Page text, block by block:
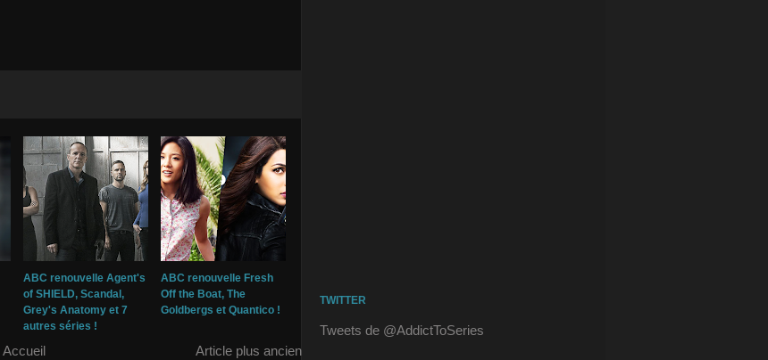
ABC renouvelle Agent's
of SHIELD, Scandal,
Grey's Anatomy et 7
autres séries !
ABC renouvelle Fresh
Off the Boat, The
Goldbergs et Quantico !
Accueil Article plus ancien
TWITTER
Tweets de @AddictToSeries